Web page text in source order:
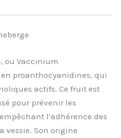
ou Vaccinium
proanthocyanidines, qui
actifs. Ce fruit est
pour prévenir les
l’adhérence des
vessie. Son origine